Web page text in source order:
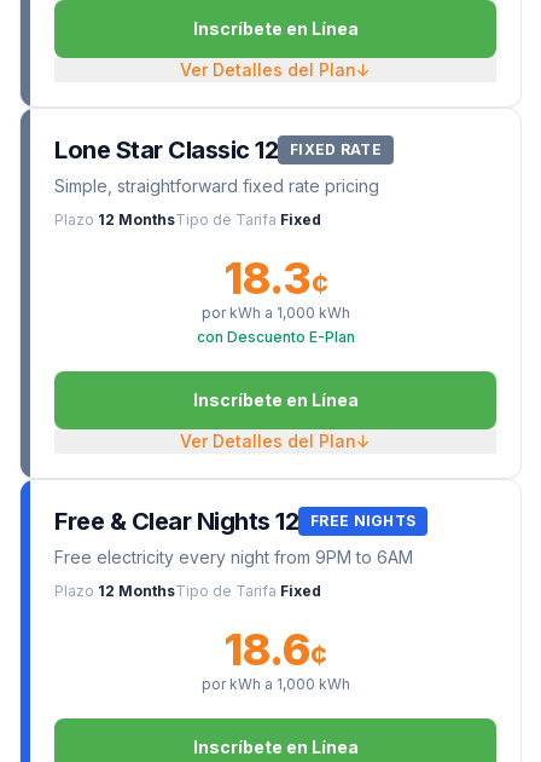
Inscríbete en Línea
Ver Detalles del Plan↓
Lone Star Classic 12 FIXED RATE
Simple, straightforward fixed rate pricing
Plazo 12 MonthsTipo de Tarifa Fixed
18.3¢
por kWh a 1,000 kWh
con Descuento E-Plan
Inscríbete en Línea
Ver Detalles del Plan↓
Free & Clear Nights 12 FREE NIGHTS
Free electricity every night from 9PM to 6AM
Plazo 12 MonthsTipo de Tarifa Fixed
18.6¢
por kWh a 1,000 kWh
Inscríbete en Línea